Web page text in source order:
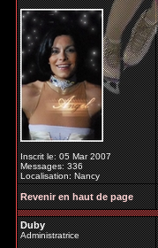
Inscrit le: 05 Mar 2007
Messages: 336
Localisation: Nancy
Revenir en haut de page
Duby
Administratrice